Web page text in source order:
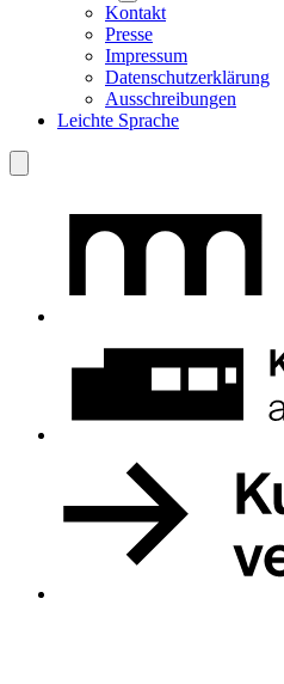
Kontakt
Presse
Impressum
Datenschutzerklärung
Ausschreibungen
Leichte Sprache